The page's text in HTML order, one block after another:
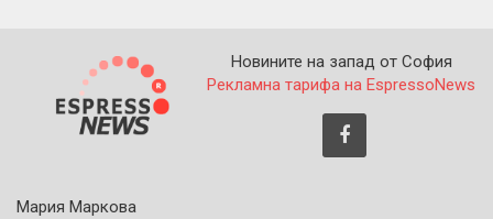
Новините на запад от София
Рекламна тарифа на EspressoNews
Мария Маркова